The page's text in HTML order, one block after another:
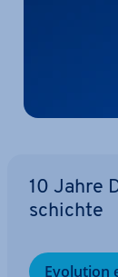
10 Jahre
schich­te
Evolution